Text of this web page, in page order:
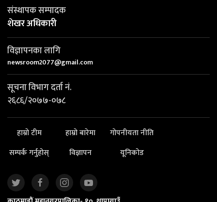
संस्थापक सम्पादक
शेखर अधिकारी
विज्ञापनका लागि
newsroom2077@gmail.com
सूचना विभाग दर्ता नं.
२६८६/२०७७-०७८
हाम्रो टीम हाम्रो बारेमा
गोपनीयता नीति
सम्पर्क गर्नुहोस्
विज्ञापन यूनिकोड